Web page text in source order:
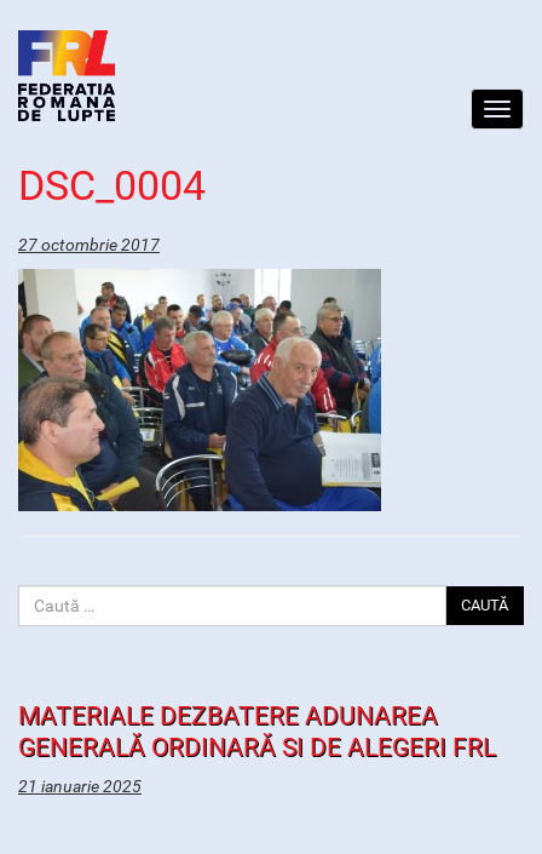
DSC_0004
27 octombrie 2017
CAUTĂ
MATERIALE DEZBATERE ADUNAREA
GENERALĂ ORDINARĂ SI DE ALEGERI FRL
21 ianuarie 2025